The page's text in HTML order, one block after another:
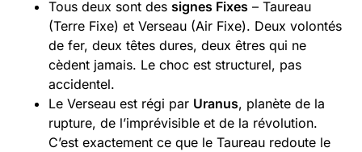
Tous deux sont des signes Fixes – Taureau
(Terre Fixe) et Verseau (Air Fixe). Deux volontés
de fer, deux têtes dures, deux êtres qui ne
cèdent jamais. Le choc est structurel, pas
accidentel.
Le Verseau est régi par Uranus, planète de la
rupture, de l’imprévisible et de la révolution.
C’est exactement ce que le Taureau redoute le